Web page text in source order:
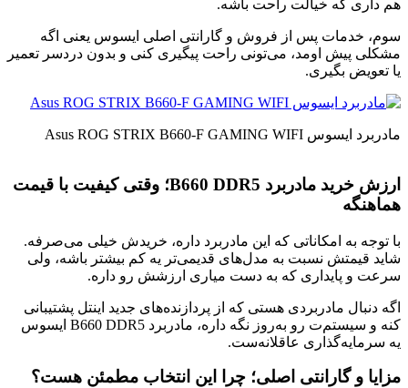
هم داری که خیالت راحت باشه.
سوم، خدمات پس از فروش و گارانتی اصلی ایسوس یعنی اگه
مشکلی پیش اومد، می‌تونی راحت پیگیری کنی و بدون دردسر تعمیر
یا تعویض بگیری.
مادربرد ایسوس Asus ROG STRIX B660-F GAMING WIFI
ارزش خرید مادربرد B660 DDR5؛ وقتی کیفیت با قیمت
هماهنگه
با توجه به امکاناتی که این مادربرد داره، خریدش خیلی می‌صرفه.
شاید قیمتش نسبت به مدل‌های قدیمی‌تر یه کم بیشتر باشه، ولی
سرعت و پایداری که به دست میاری ارزشش رو داره.
اگه دنبال مادربردی هستی که از پردازنده‌های جدید اینتل پشتیبانی
کنه و سیستم‌ت رو به‌روز نگه داره، مادربرد B660 DDR5 ایسوس
یه سرمایه‌گذاری عاقلانه‌ست.
مزایا و گارانتی اصلی؛ چرا این انتخاب مطمئن هست؟